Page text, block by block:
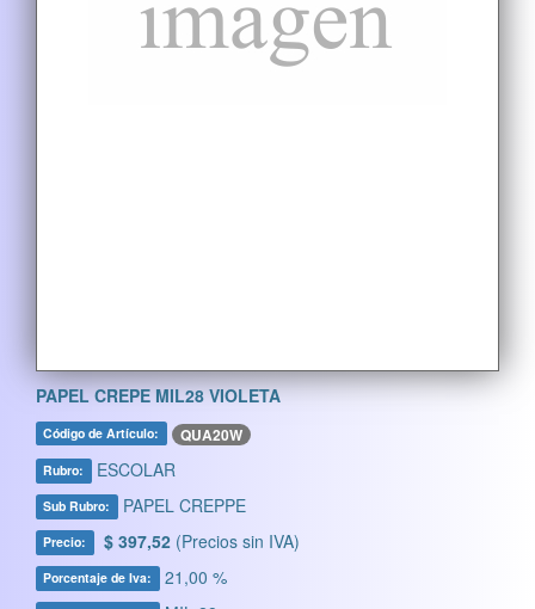
PAPEL CREPE MIL28 VIOLETA
Código de Artículo: QUA20W
Rubro: ESCOLAR
Sub Rubro: PAPEL CREPPE
Precio: $ 397,52 (Precios sin IVA)
Porcentaje de Iva: 21,00 %